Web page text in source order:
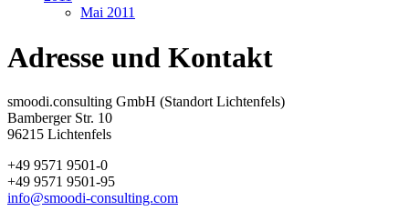
Mai 2011
Adresse und Kontakt
smoodi.consulting GmbH (Standort Lichtenfels)
Bamberger Str. 10
96215 Lichtenfels
+49 9571 9501-0
+49 9571 9501-95
info@smoodi-consulting.com